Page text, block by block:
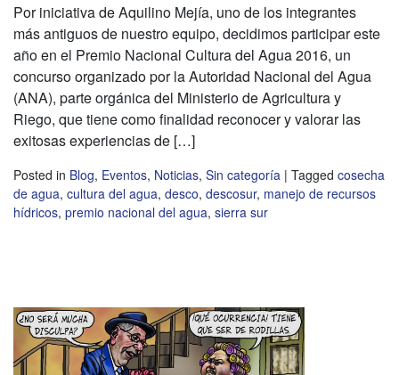
Por iniciativa de Aquilino Mejía, uno de los integrantes
más antiguos de nuestro equipo, decidimos participar este
año en el Premio Nacional Cultura del Agua 2016, un
concurso organizado por la Autoridad Nacional del Agua
(ANA), parte orgánica del Ministerio de Agricultura y
Riego, que tiene como finalidad reconocer y valorar las
exitosas experiencias de […]
Posted in Blog, Eventos, Noticias, Sin categoría | Tagged cosecha
de agua, cultura del agua, desco, descosur, manejo de recursos
hídricos, premio nacional del agua, sierra sur